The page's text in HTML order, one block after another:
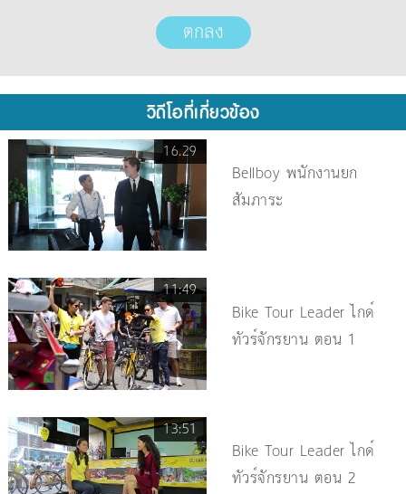
วิดีโอที่เกี่ยวข้อง
16.29
Bellboy พนักงานยก
สัมภาระ
11:49
Bike Tour Leader ไกด์
ทัวร์จักรยาน ตอน 1
13:51
Bike Tour Leader ไกด์
ทัวร์จักรยาน ตอน 2